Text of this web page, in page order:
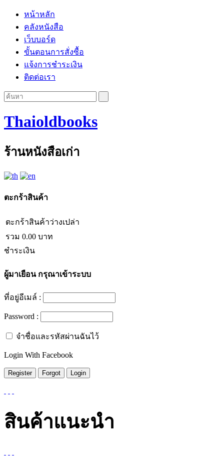
หน้าหลัก
คลังหนังสือ
เว็บบอร์ด
ขั้นตอนการสั่งซื้อ
แจ้งการชำระเงิน
ติดต่อเรา
Thaioldbooks
ร้านหนังสือเก่า
ตะกร้าสินค้า
ตะกร้าสินค้าว่างเปล่า
รวม 0.00 บาท
ชำระเงิน
ผู้มาเยือนกรุณาเข้าระบบ
ที่อยู่อีเมล์ :
Password :
จำชื่อและรหัสผ่านฉันไว้
Login With Facebook
สินค้าแนะนำ